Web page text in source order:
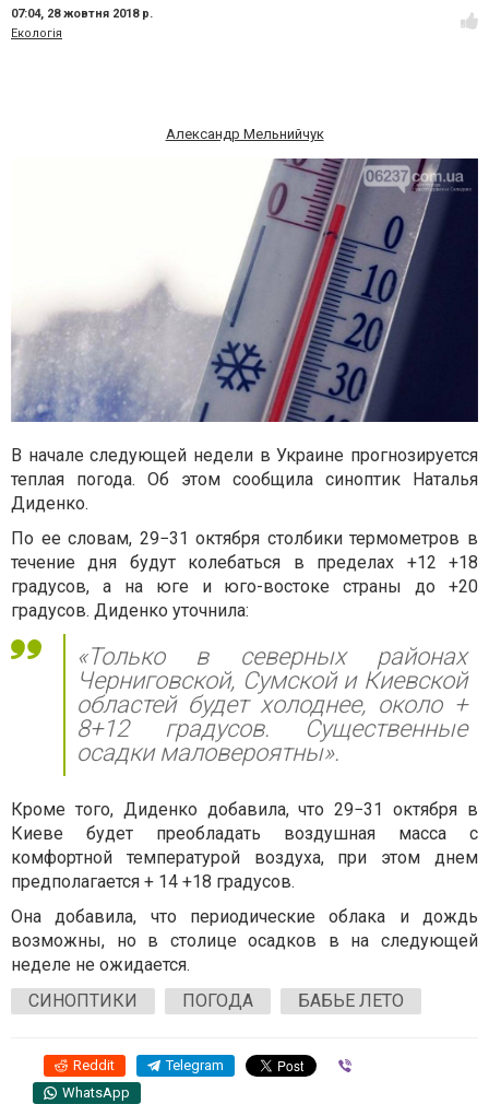
07:04, 28 жовтня 2018 р.
Екологія
Александр Мельнийчук
В начале следующей недели в Украине прогнозируется
теплая погода. Об этом сообщила синоптик Наталья
Диденко.
По ее словам, 29−31 октября столбики термометров в
течение дня будут колебаться в пределах +12 +18
градусов, а на юге и юго-востоке страны до +20
градусов. Диденко уточнила:
«Только в северных районах
Черниговской, Сумской и Киевской
областей будет холоднее, около +
8+12 градусов. Существенные
осадки маловероятны».
Кроме того, Диденко добавила, что 29−31 октября в
Киеве будет преобладать воздушная масса с
комфортной температурой воздуха, при этом днем
предполагается + 14 +18 градусов.
Она добавила, что периодические облака и дождь
возможны, но в столице осадков в на следующей
неделе не ожидается.
СИНОПТИКИ
ПОГОДА БАБЬЕ ЛЕТО
Reddit Telegram
WhatsApp